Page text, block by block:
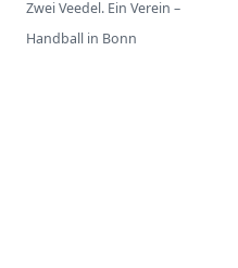
Zwei Veedel. Ein Verein –
Handball in Bonn